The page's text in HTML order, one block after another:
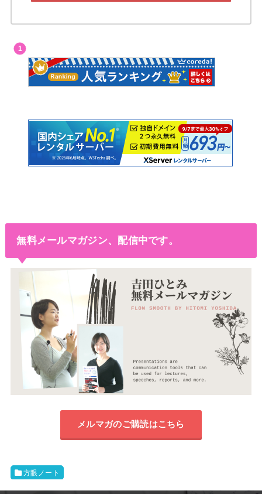
無料メールマガジン、配信中です。
メルマガのご購読はこちら
方眼ノート